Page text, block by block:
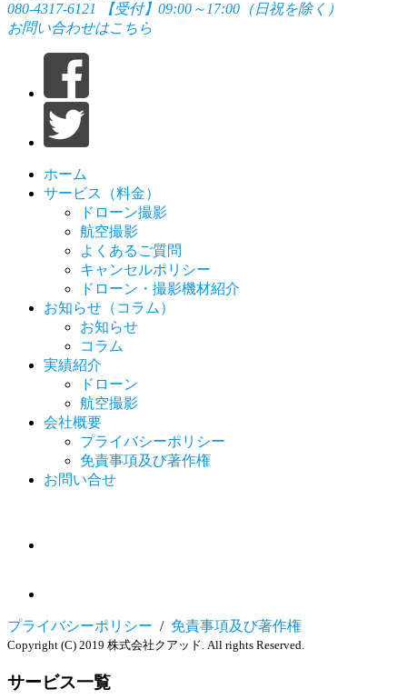
080-4317-6121
【受付】09:00～17:00（日祝を除く）
お問い合わせはこちら
ホーム
サービス（料金）
ドローン撮影
航空撮影
よくあるご質問
キャンセルポリシー
ドローン・撮影機材紹介
お知らせ（コラム）
お知らせ
コラム
実績紹介
ドローン
航空撮影
会社概要
プライバシーポリシー
免責事項及び著作権
お問い合せ
プライバシーポリシー / 免責事項及び著作権
Copyright (C) 2019 株式会社クアッド. All rights Reserved.
サービス一覧